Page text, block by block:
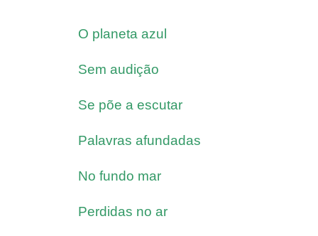
O planeta azul
Sem audição
Se põe a escutar
Palavras afundadas
No fundo mar
Perdidas no ar